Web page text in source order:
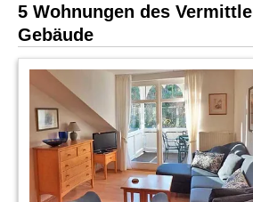
5 Wohnungen des
Gebäude